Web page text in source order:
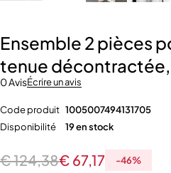
Ensemble 2 pièces
tenue décontractée,
0 AvisÉcrire un avis
Code produit 1005007494131705
Disponibilité
19 en stock
€124,38€ 67,17 -46%